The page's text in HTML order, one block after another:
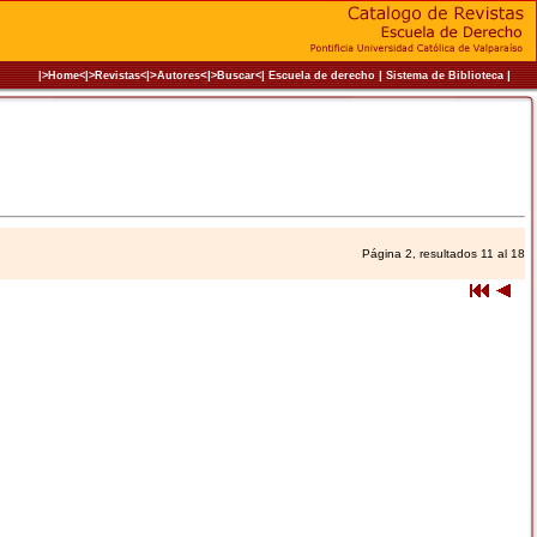
|>Home<|>Revistas<|>Autores<|>Buscar<|Escuela de derecho|Sistema de Biblioteca|
Página 2, resultados 11 al 18